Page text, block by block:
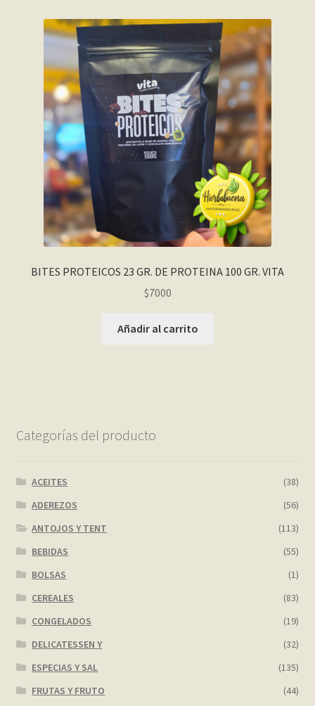
BITES PROTEICOS 23 GR. DE PROTEINA 100 GR. VITA
$7000
Añadir al carrito
Categorías del producto
ACEITES
(38)
ADEREZOS
(56)
ANTOJOS Y TENT
(113)
BEBIDAS
(55)
BOLSAS
(1)
CEREALES
(83)
CONGELADOS
(19)
DELICATESSEN Y
(32)
ESPECIAS Y SAL
(135)
FRUTAS Y FRUTO
(44)